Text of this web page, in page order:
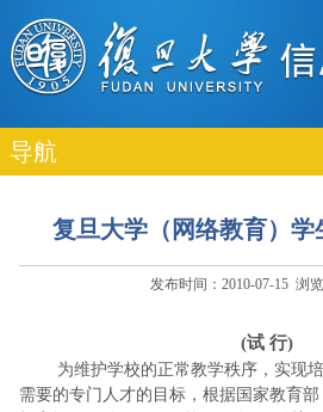
导航
复旦大学（网络教育）学
发布时间：2010-07-15 浏
(试 行)
为维护学校的正常教学秩序，实现培
需要的专门人才的目标，根据国家教育